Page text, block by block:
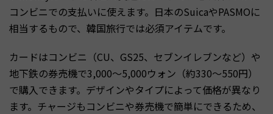
コンビニでの支払いに使えます。日本のSuicaやPASMOに
相当するもので、韓国旅行では必須アイテムです。
カードはコンビニ（CU、GS25、セブンイレブンなど）や
地下鉄の券売機で3,000〜5,000ウォン（約330〜550円）
で購入できます。デザインやタイプによって価格が異なり
ます。チャージもコンビニや券売機で簡単にできるため、